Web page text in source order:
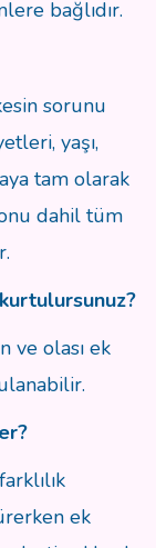
bağlıdır.
sorunu
yaşı,
tam olarak
dahil tüm
ve olası ek
ek